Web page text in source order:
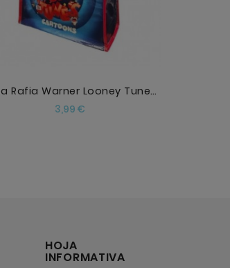
Bolsa Rafia Warner Looney Tunes Whats Up Doc
3,99 €Precio
HOJA
INFORMATIVA